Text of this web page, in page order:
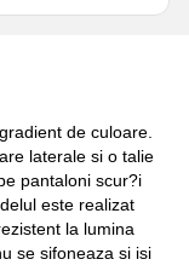
de culoare.
laterale si o talie
pantaloni scur?i
este realizat
la lumina
se sifoneaza si isi